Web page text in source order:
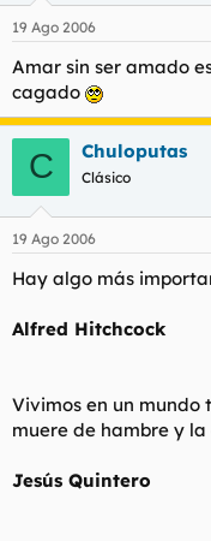
19 Ago 2006
Amar sin ser amado
cagado
C Chuloputas
Clásico
19 Ago 2006
Hay algo más
Alfred Hitchcock
Vivimos en un
muere de hambre y
Jesús Quintero